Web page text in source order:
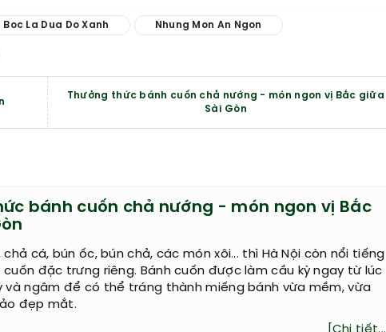
Boc La Dua Do Xanh Nhung Mon An Ngon
Thưởng thức bánh cuốn chả nướng - món ngon vị Bắc giữa
Sài Gòn
bánh cuốn chả nướng - món ngon vị Bắc
chả cá, bún ốc, bún chả, các món xôi... thì Hà Nội còn nổi tiếng
cuốn đặc trưng riêng. Bánh cuốn được làm cầu kỳ ngay từ lúc
và ngâm để có thể tráng thành miếng bánh vừa mềm, vừa
đẹp mắt.